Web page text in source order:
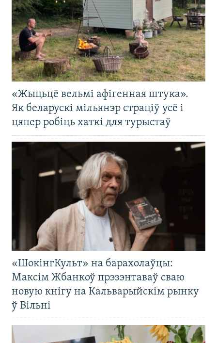
«Жыцьцё вельмі афігенная штука».
Як беларускі мільянэр страціў усё і
цяпер робіць хаткі для турыстаў
«ШокінгКульт» на барахолаўцы:
Максім Жбанкоў прэзэнтаваў сваю
новую кнігу на Кальварыйскім рынку
ў Вільні